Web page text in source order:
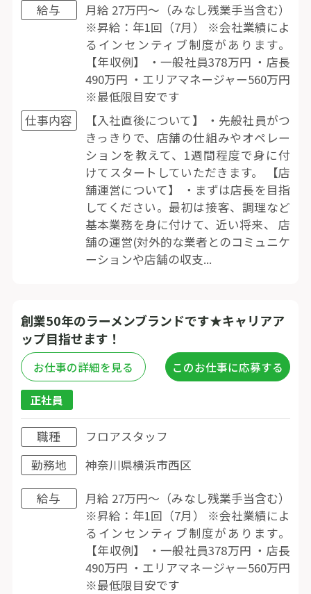
給与
月給 27万円〜（みなし残業手当含む）
※昇給：年1回（7月） ※会社業績によ
るインセンティブ制度があります。
【年収例】 ・一般社員378万円 ・店長
490万円 ・エリアマネージャー560万円
※最低限目安です
仕事内容
【入社直後について】 ・先般社員がつ
きっきりで、店舗の仕組みやオペレー
ションを教えて、1週間程度で身に付
けてスタートしていただきます。 【店
舗運営について】 ・まずは店長を目指
してください。最初は接客、調理など
基本業務を身に付けて、近い将来、 店
舗の運営(対外的な業者とのコミュニケ
ーションや店舗の収支...
創業50年のラーメンブランドです★キャリアア
ップ目指せます！
お仕事の詳細を見る このお仕事に応募する
正社員
職種
フロアスタッフ
勤務地
神奈川県横浜市西区
給与
月給 27万円〜（みなし残業手当含む）
※昇給：年1回（7月） ※会社業績によ
るインセンティブ制度があります。
【年収例】 ・一般社員378万円 ・店長
490万円 ・エリアマネージャー560万円
※最低限目安です